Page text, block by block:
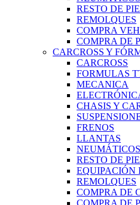
RESTO DE
REMOLQUES
COMPRA
COMPRA DE
CARCROSS Y
CARCROSS
FORMULAS
MECANICA
CHASIS Y
FRENOS
LLANTAS
NEUMÁTICOS
RESTO DE
EQUIPACIÓN
REMOLQUES
COMPRA DE
COMPRA DE